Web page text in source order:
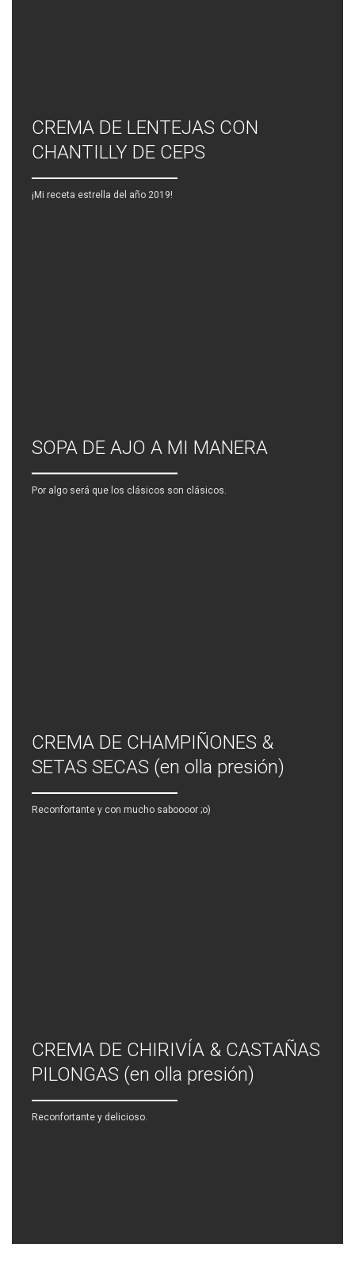
CREMA DE LENTEJAS CON
CHANTILLY DE CEPS
¡Mi receta estrella del año 2019!
SOPA DE AJO A MI MANERA
Por algo será que los clásicos son clásicos.
CREMA DE CHAMPIÑONES &
SETAS SECAS (en olla presión)
Reconfortante y con mucho saboooor ;o)
CREMA DE CHIRIVÍA & CASTAÑAS
PILONGAS (en olla presión)
Reconfortante y delicioso.